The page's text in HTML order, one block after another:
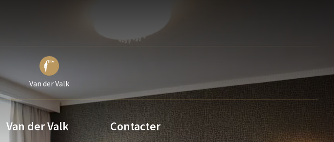
Van der Valk
Van der Valk Contacter